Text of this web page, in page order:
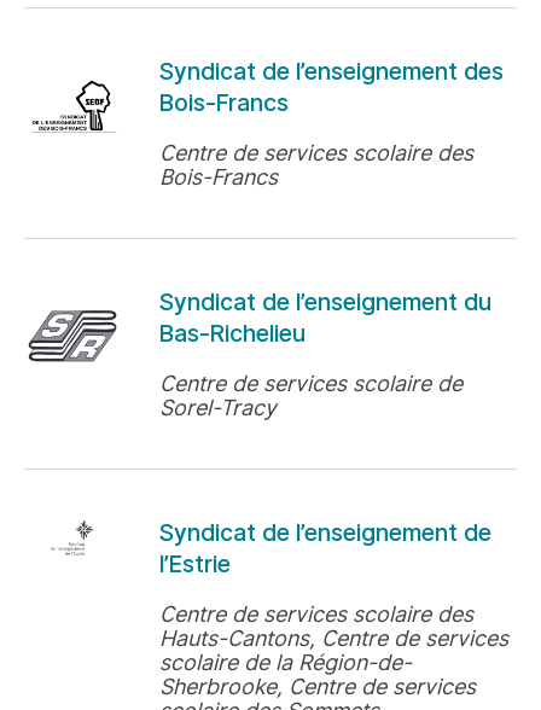
Syndicat de l’enseignement des
Bois-Francs
Centre de services scolaire des
Bois-Francs
Syndicat de l’enseignement du
Bas-Richelieu
Centre de services scolaire de
Sorel-Tracy
Syndicat de l’enseignement de
l’Estrie
Centre de services scolaire des
Hauts-Cantons, Centre de services
scolaire de la Région-de-
Sherbrooke, Centre de services